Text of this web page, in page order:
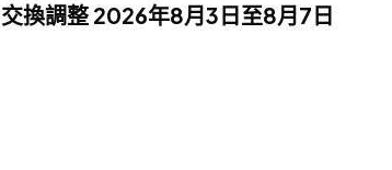
交換調整 2026年8月3日至8月7日